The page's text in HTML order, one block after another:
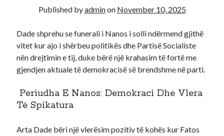
Recent Comments
A WordPress CommenteronHello world!
Published byadminon November 10, 2025
Dade shprehu se funerali i Nanos i solli ndërmend gjithë
vitet kur ajo i shërbeu politikës dhe Partisë Socialiste
nën drejtimin e tij, duke bërë një krahasim të fortë me
gjendjen aktuale të demokracisë së brendshme në parti.
Periudha E Nanos: Demokraci Dhe Vlera
Të Spikatura
Arta Dade bëri një vlerësim pozitiv të kohës kur Fatos